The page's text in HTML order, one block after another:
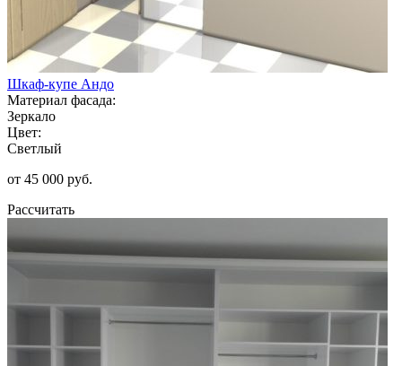
Шкаф-купе Андо
Материал фасада:
Зеркало
Цвет:
Светлый
от 45 000 руб.
Рассчитать